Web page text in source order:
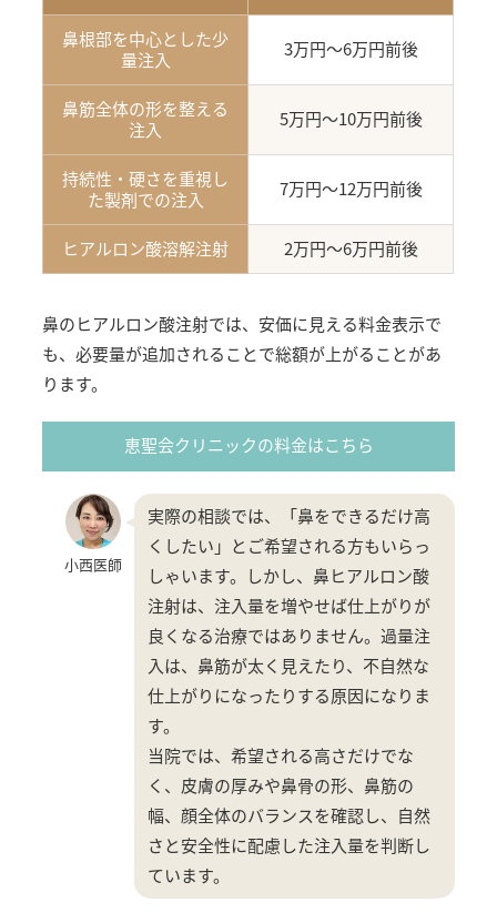
鼻根部を中心とした少
量注入
3万円〜6万円前後
鼻筋全体の形を整える
注入
5万円〜10万円前後
持続性・硬さを重視し
た製剤での注入
7万円〜12万円前後
ヒアルロン酸溶解注射 2万円〜6万円前後
鼻のヒアルロン酸注射では、安価に見える料金表示で
も、必要量が追加されることで総額が上がることがあ
ります。
恵聖会クリニックの料金はこちら
小西医師
実際の相談では、「鼻をできるだけ高
くしたい」とご希望される方もいらっ
しゃいます。しかし、鼻ヒアルロン酸
注射は、注入量を増やせば仕上がりが
良くなる治療ではありません。過量注
入は、鼻筋が太く見えたり、不自然な
仕上がりになったりする原因になりま
す。
当院では、希望される高さだけでな
く、皮膚の厚みや鼻骨の形、鼻筋の
幅、顔全体のバランスを確認し、自然
さと安全性に配慮した注入量を判断し
ています。